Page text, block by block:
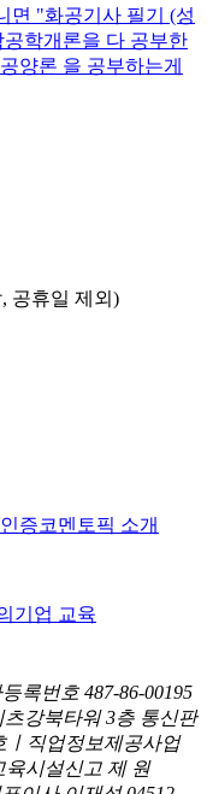
면 "화공기사 필기 (성
학개론을 다 공부한
양론 을 공부하는게
공휴일 제외)
증코멘토픽 소개
기업 교육
록번호 487-86-00195
츠강북타워 3층 통신판
ㅣ직업정보제공사업
육시설신고 제 원